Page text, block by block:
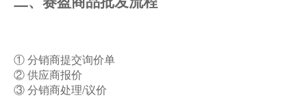
① 分销商提交询价单
② 供应商报价
③ 分销商处理/议价